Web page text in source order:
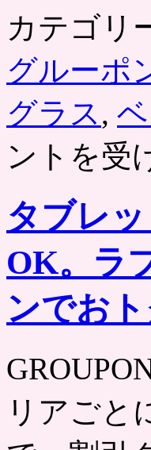
カテゴリ
グルーポ
グラス,
ントを受
タブレ
OK。ラ
ンでおト
リアごと